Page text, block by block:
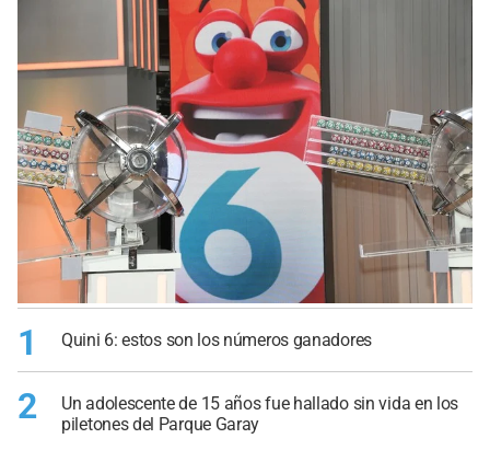
1 Quini 6: estos son los números ganadores
2
Un adolescente de 15 años fue hallado sin vida en los
piletones del Parque Garay